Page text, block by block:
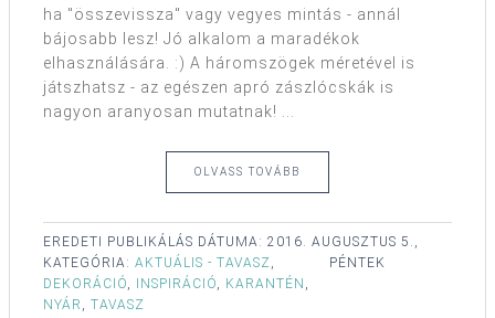
ha "összevissza" vagy vegyes mintás - annál
bájosabb lesz! Jó alkalom a maradékok
elhasználására. :) A háromszögek méretével is
játszhatsz - az egészen apró zászlócskák is
nagyon aranyosan mutatnak! ...
OLVASS TOVÁBB
EREDETI PUBLIKÁLÁS DÁTUMA: 2016. AUGUSZTUS 5.,
PÉNTEK
KATEGÓRIA: AKTUÁLIS - TAVASZ,
DEKORÁCIÓ, INSPIRÁCIÓ, KARANTÉN ,
NYÁR , TAVASZ